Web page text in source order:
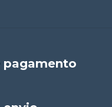
pagamento